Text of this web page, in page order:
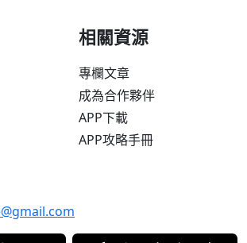
相關資源
專欄文章
成為合作夥伴
APP下載
APP攻略手冊